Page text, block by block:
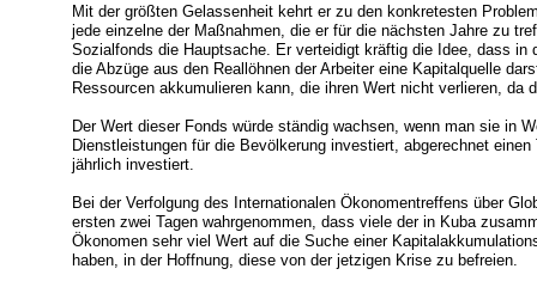
Mit der größten Gelassenheit kehrt er zu den konkretesten
jede einzelne der Maßnahmen, die er für die nächsten Jahre zu
Sozialfonds die Hauptsache. Er verteidigt kräftig die Idee, dass in
die Abzüge aus den Reallöhnen der Arbeiter eine Kapitalquelle
Ressourcen akkumulieren kann, die ihren Wert nicht verlieren, da
Der Wert dieser Fonds würde ständig wachsen, wenn man sie in
Dienstleistungen für die Bevölkerung investiert, abgerechnet
jährlich investiert.
Bei der Verfolgung des Internationalen Ökonomentreffens über
ersten zwei Tagen wahrgenommen, dass viele der in Kuba
Ökonomen sehr viel Wert auf die Suche einer
haben, in der Hoffnung, diese von der jetzigen Krise zu befreien.